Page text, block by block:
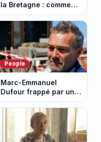
la Bretagne : comment
les Bretons ont
défendu leur culture
au fil des décennies
People
Marc-Emmanuel
Dufour frappé par un
terrible incendie : son
chalet part en fumée